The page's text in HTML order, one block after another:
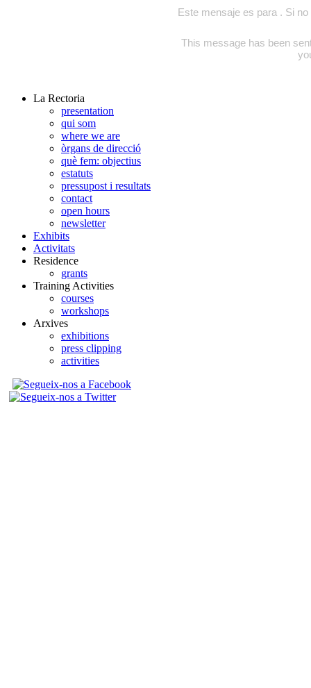
Este mensaje es para . Si
This message has been
La Rectoria
presentation
qui som
where we are
òrgans de direcció
què fem: objectius
estatuts
pressupost i resultats
contact
open hours
newsletter
Exhibits
Activitats
Residence
grants
Training Activities
courses
workshops
Arxives
exhibitions
press clipping
activities